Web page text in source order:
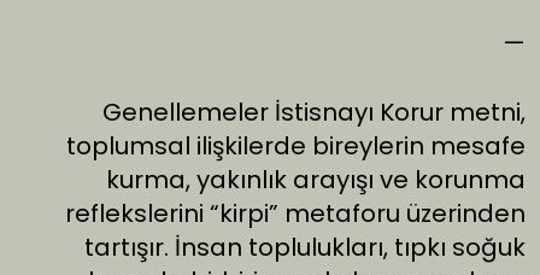
—
Genellemeler İstisnayı Korur metni,
toplumsal ilişkilerde bireylerin mesafe
kurma, yakınlık arayışı ve korunma
reflekslerini “kirpi” metaforu üzerinden
tartışır. İnsan toplulukları, tıpkı soğuk